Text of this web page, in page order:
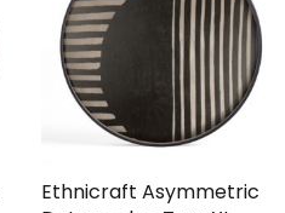
Ethnicraft Asymmetric